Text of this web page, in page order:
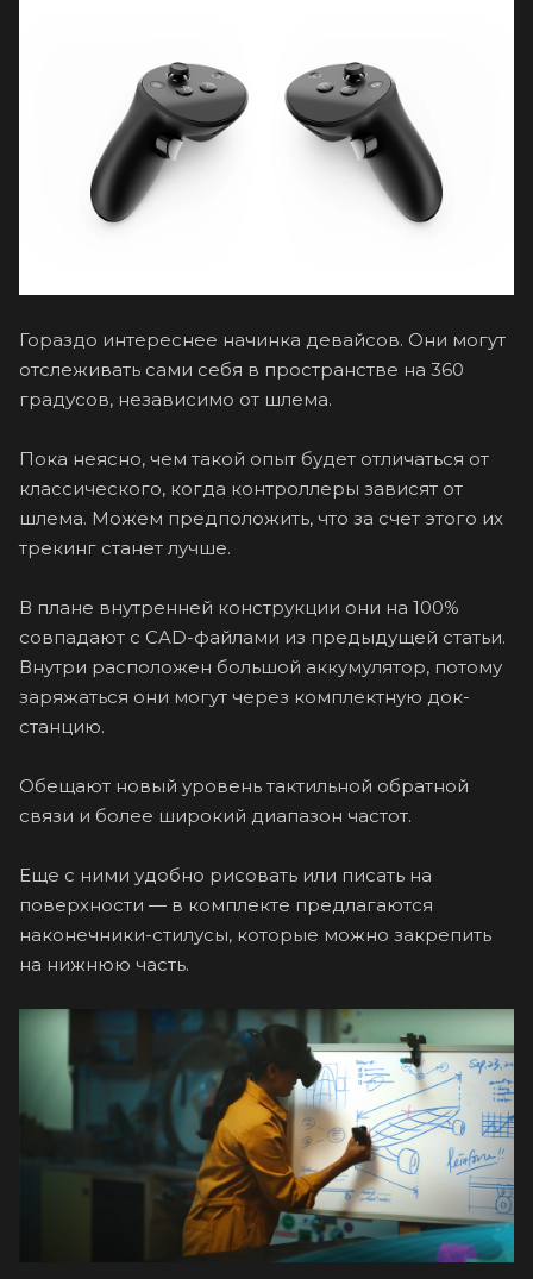
Гораздо интереснее начинка девайсов. Они могут
отслеживать сами себя в пространстве на 360
градусов, независимо от шлема.
Пока неясно, чем такой опыт будет отличаться от
классического, когда контроллеры зависят от
шлема. Можем предположить, что за счет этого их
трекинг станет лучше.
В плане внутренней конструкции они на 100%
совпадают с CAD-файлами из предыдущей статьи.
Внутри расположен большой аккумулятор, потому
заряжаться они могут через комплектную док-
станцию.
Обещают новый уровень тактильной обратной
связи и более широкий диапазон частот.
Еще с ними удобно рисовать или писать на
поверхности — в комплекте предлагаются
наконечники-стилусы, которые можно закрепить
на нижнюю часть.